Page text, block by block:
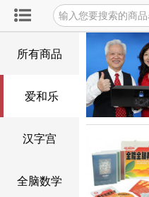
所有商品
爱和乐
汉字宫
全脑数学